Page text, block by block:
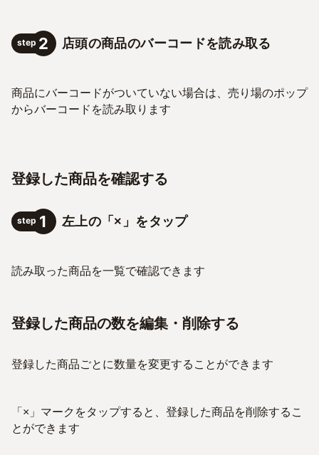
step 2 店頭の商品のバーコードを読み取る
商品にバーコードがついていない場合は、売り場のポップ
からバーコードを読み取ります
登録した商品を確認する
step 1 左上の「×」をタップ
読み取った商品を一覧で確認できます
登録した商品の数を編集・削除する
登録した商品ごとに数量を変更することができます
「×」マークをタップすると、登録した商品を削除するこ
とができます